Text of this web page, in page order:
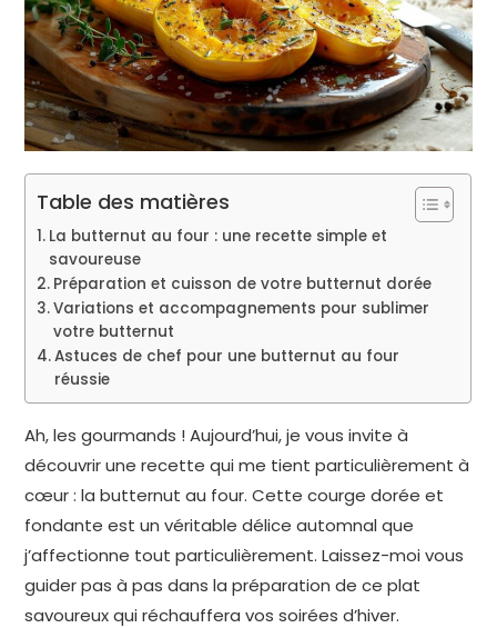
Table des matières
La butternut au four : une recette simple et
savoureuse
Préparation et cuisson de votre butternut dorée
Variations et accompagnements pour sublimer
votre butternut
Astuces de chef pour une butternut au four
réussie
Ah, les gourmands ! Aujourd’hui, je vous invite à
découvrir une recette qui me tient particulièrement à
cœur : la butternut au four. Cette courge dorée et
fondante est un véritable délice automnal que
j’affectionne tout particulièrement. Laissez-moi vous
guider pas à pas dans la préparation de ce plat
savoureux qui réchauffera vos soirées d’hiver.